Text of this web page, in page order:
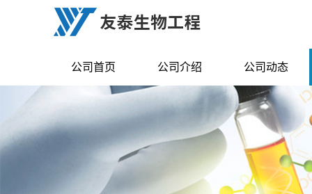
公司首页 公司介绍 公司动态